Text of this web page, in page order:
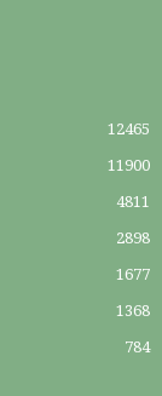
12465
11900
4811
2898
1677
1368
784